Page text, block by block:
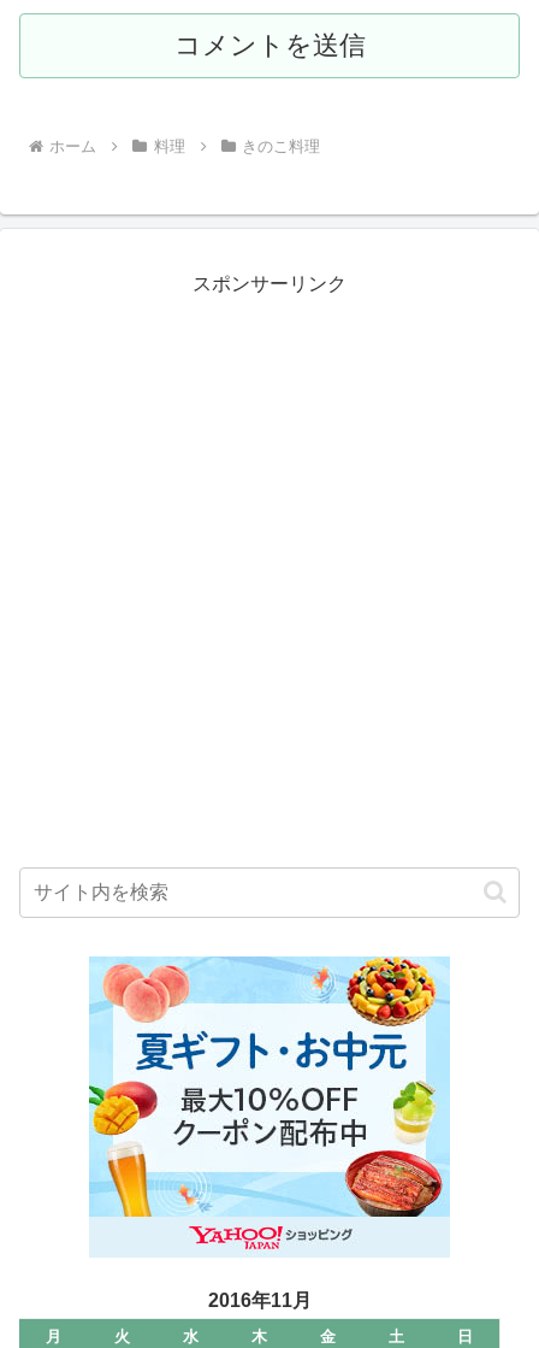
ホーム 料理 きのこ料理
スポンサーリンク
2016年11月
月 火 水 木 金 土
日